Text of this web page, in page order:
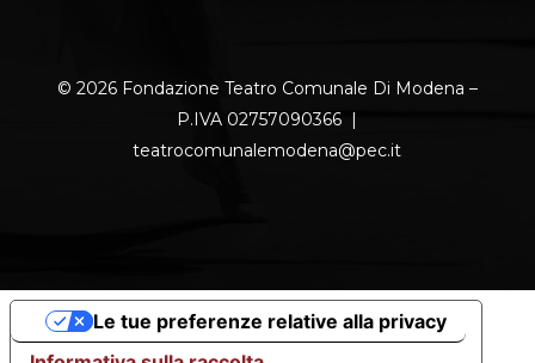
© 2026 Fondazione Teatro Comunale Di Modena –
P.IVA 02757090366 |
teatrocomunalemodena@pec.it
Le tue preferenze relative alla privacy